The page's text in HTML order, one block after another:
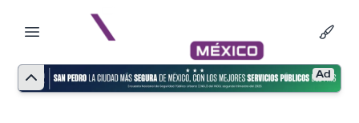
Ad